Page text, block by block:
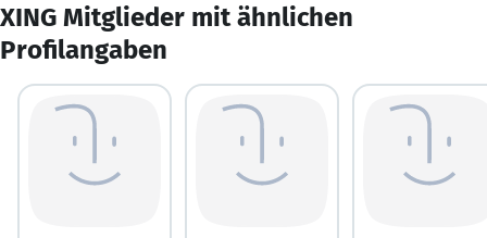
XING Mitglieder mit ähnlichen
Profilangaben